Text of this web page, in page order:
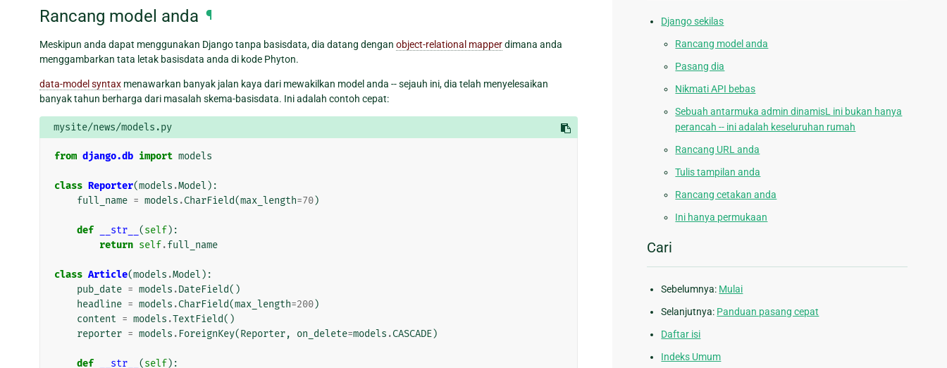
Rancang model anda ¶
Meskipun anda dapat menggunakan Django tanpa basisdata, dia datang dengan object-relational mapperdimana anda
menggambarkan tata letak basisdata anda di kode Phyton.
data-model syntax menawarkan banyak jalan kaya dari mewakilkan model anda -- sejauh ini, dia telah menyelesaikan
banyak tahun berharga dari masalah skema-basisdata. Ini adalah contoh cepat:
mysite/news/models.py
from django.db import models
class Reporter(models .Model ):
full_name = models .CharField(max_length=70)
def __str__ (self):
return self.full_name
class Article(models .Model ):
pub_date = models .DateField()
headline = models .CharField(max_length=200)
content = models .TextField()
reporter = models . ForeignKey(Reporter, on_delete=models .CASCADE)
def __str__ (self):
Django sekilas
Rancang model anda
Pasang dia
Nikmati API bebas
Sebuah antarmuka admin dinamisL ini bukan hanya
perancah -- ini adalah keseluruhan rumah
Rancang URL anda
Tulis tampilan anda
Rancang cetakan anda
Ini hanya permukaan
Cari
Sebelumnya: Mulai
Selanjutnya: Panduan pasang cepat
Daftar isi
Indeks Umum